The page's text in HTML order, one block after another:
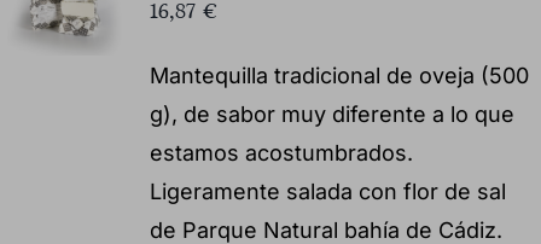
16,87 €
Mantequilla tradicional de oveja (500
g), de sabor muy diferente a lo que
estamos acostumbrados.
Ligeramente salada con flor de sal
de Parque Natural bahía de Cádiz.